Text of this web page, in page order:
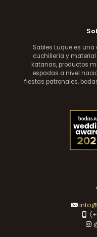
Sables Luque es
cuchillería y
katanas, productos
espadas a nivel
fiestas patronales,